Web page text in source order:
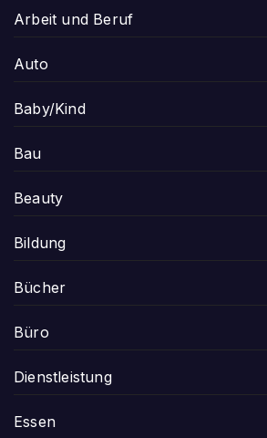
Arbeit und Beruf
Auto
Baby/Kind
Bau
Beauty
Bildung
Bücher
Büro
Dienstleistung
Essen